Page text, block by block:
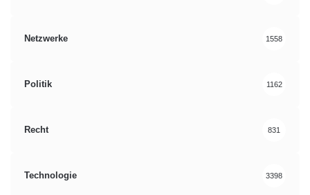
Netzwerke 1558
Politik 1162
Recht 831
Technologie 3398